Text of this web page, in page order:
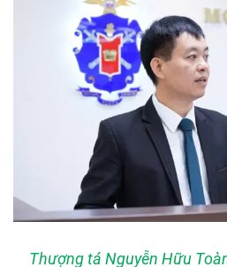
Thượng tá Nguyễn Hữu